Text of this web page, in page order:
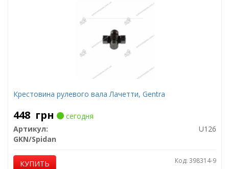
Крестовина рулевого вала Лачетти, Gentra
448 грн
сегодня
Артикул:
U126
GKN/Spidan
КУПИТЬ Код: 398314-9